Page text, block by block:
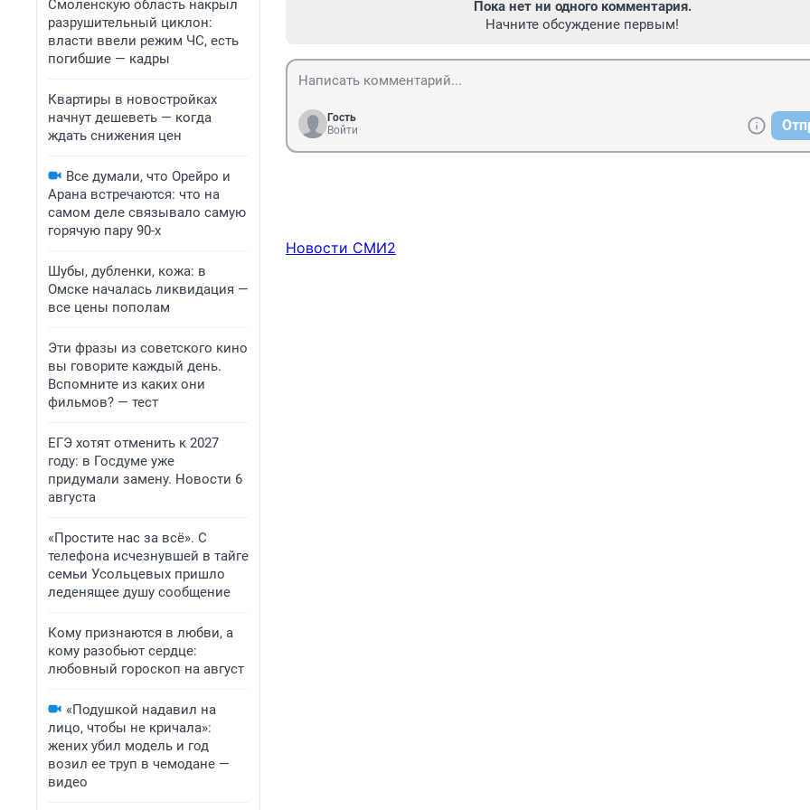
Смоленскую область накрыл
разрушительный циклон:
власти ввели режим ЧС, есть
погибшие — кадры
Квартиры в новостройках
начнут дешеветь — когда
ждать снижения цен
Все думали, что Орейро и
Арана встречаются: что на
самом деле связывало самую
горячую пару 90-х
Шубы, дубленки, кожа: в
Омске началась ликвидация —
все цены пополам
Эти фразы из советского кино
вы говорите каждый день.
Вспомните из каких они
фильмов? — тест
ЕГЭ хотят отменить к 2027
году: в Госдуме уже
придумали замену. Новости 6
августа
«Простите нас за всё». С
телефона исчезнувшей в тайге
семьи Усольцевых пришло
леденящее душу сообщение
Кому признаются в любви, а
кому разобьют сердце:
любовный гороскоп на август
«Подушкой надавил на
лицо, чтобы не кричала»:
жених убил модель и год
возил ее труп в чемодане —
видео
Пока нет ни одного комментария.
Начните обсуждение первым!
Гость
Войти
Новости СМИ2